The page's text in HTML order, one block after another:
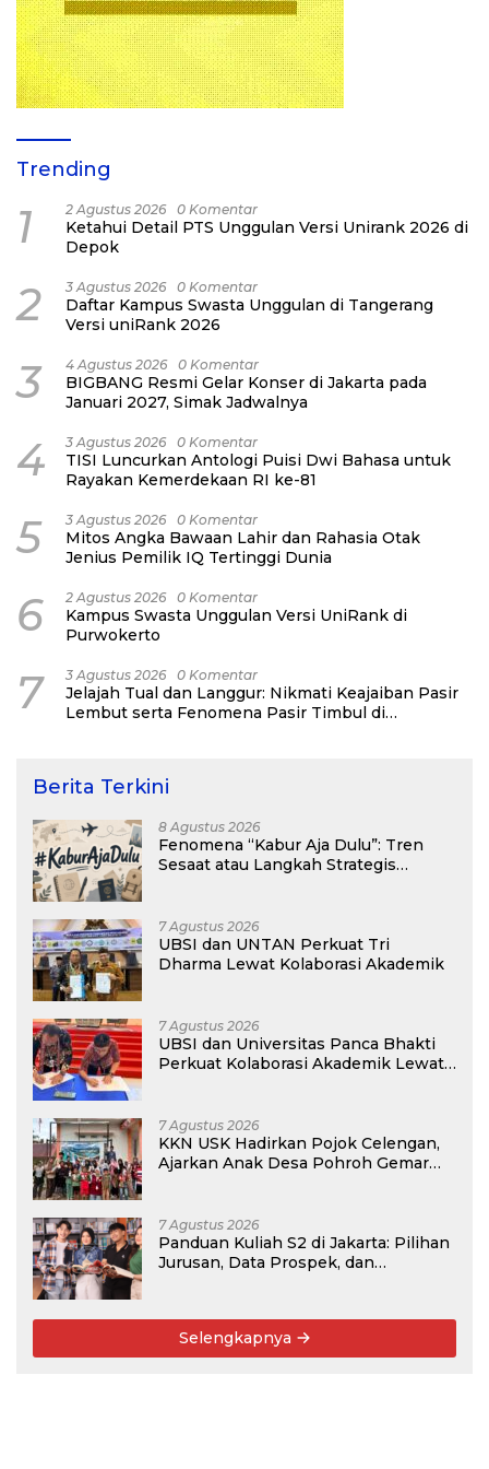
Trending
1 2 Agustus 2026 0 Komentar
Ketahui Detail PTS Unggulan Versi Unirank 2026 di
Depok
2 3 Agustus 2026 0 Komentar
Daftar Kampus Swasta Unggulan di Tangerang
Versi uniRank 2026
3 4 Agustus 2026 0 Komentar
BIGBANG Resmi Gelar Konser di Jakarta pada
Januari 2027, Simak Jadwalnya
4 3 Agustus 2026 0 Komentar
TISI Luncurkan Antologi Puisi Dwi Bahasa untuk
Rayakan Kemerdekaan RI ke-81
5 3 Agustus 2026 0 Komentar
Mitos Angka Bawaan Lahir dan Rahasia Otak
Jenius Pemilik IQ Tertinggi Dunia
6 2 Agustus 2026 0 Komentar
Kampus Swasta Unggulan Versi UniRank di
Purwokerto
7 3 Agustus 2026 0 Komentar
Jelajah Tual dan Langgur: Nikmati Keajaiban Pasir
Lembut serta Fenomena Pasir Timbul di
Berita Terkini
8 Agustus 2026
Fenomena “Kabur Aja Dulu”: Tren
Sesaat atau Langkah Strategis
7 Agustus 2026
UBSI dan UNTAN Perkuat Tri
Dharma Lewat Kolaborasi Akademik
7 Agustus 2026
UBSI dan Universitas Panca Bhakti
Perkuat Kolaborasi Akademik Lewat
7 Agustus 2026
KKN USK Hadirkan Pojok Celengan,
Ajarkan Anak Desa Pohroh Gemar
7 Agustus 2026
Panduan Kuliah S2 di Jakarta: Pilihan
Jurusan, Data Prospek, dan
Selengkapnya